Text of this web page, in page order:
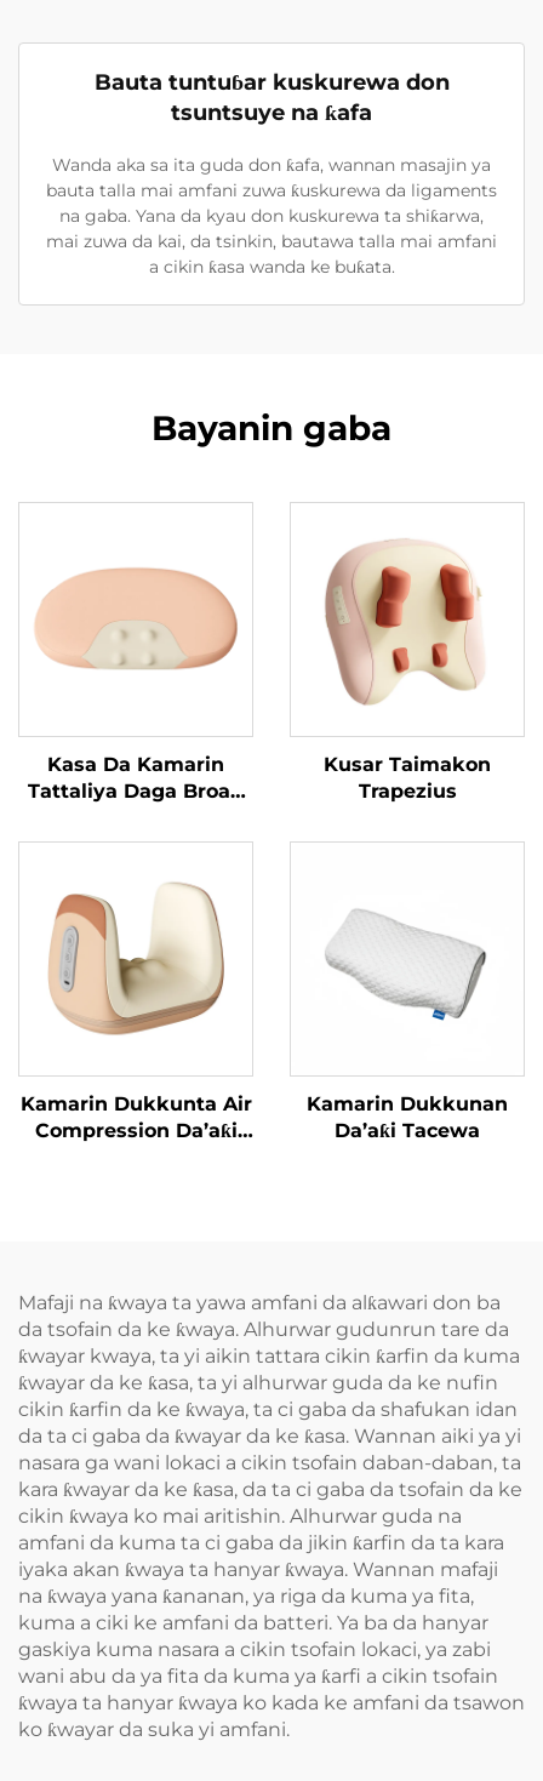
Bauta tuntuɓar kuskurewa don
tsuntsuye na ƙafa
Wanda aka sa ita guda don ƙafa, wannan masajin ya
bauta talla mai amfani zuwa ƙuskurewa da ligaments
na gaba. Yana da kyau don kuskurewa ta shiƙarwa,
mai zuwa da kai, da tsinkin, bautawa talla mai amfani
a cikin ƙasa wanda ke buƙata.
Bayanin gaba
Kasa Da Kamarin
Tattaliya Daga Broad
Kusar Taimakon
Trapezius
Kamarin Dukkunta Air
Compression Da’aƙi
Kamarin Dukkunan
Da’aƙi Tacewa
Mafaji na ƙwaya ta yawa amfani da alƙawari don ba
da tsofain da ke ƙwaya. Alhurwar gudunrun tare da
ƙwayar kwaya, ta yi aikin tattara cikin ƙarfin da kuma
ƙwayar da ke ƙasa, ta yi alhurwar guda da ke nufin
cikin ƙarfin da ke ƙwaya, ta ci gaba da shafukan idan
da ta ci gaba da ƙwayar da ke ƙasa. Wannan aiki ya yi
nasara ga wani lokaci a cikin tsofain daban-daban, ta
kara ƙwayar da ke ƙasa, da ta ci gaba da tsofain da ke
cikin ƙwaya ko mai aritishin. Alhurwar guda na
amfani da kuma ta ci gaba da jikin ƙarfin da ta kara
iyaka akan ƙwaya ta hanyar ƙwaya. Wannan mafaji
na ƙwaya yana ƙananan, ya riga da kuma ya fita,
kuma a ciki ke amfani da batteri. Ya ba da hanyar
gaskiya kuma nasara a cikin tsofain lokaci, ya zabi
wani abu da ya fita da kuma ya ƙarfi a cikin tsofain
ƙwaya ta hanyar ƙwaya ko kada ke amfani da tsawon
ko ƙwayar da suka yi amfani.